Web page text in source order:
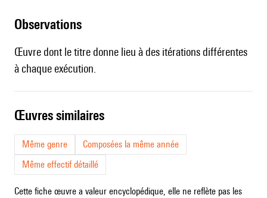
observations
Œuvre dont le titre donne lieu à des itérations différentes
à chaque exécution.
œuvres similaires
Même genre
Composées la même année
Même effectif détaillé
Cette fiche œuvre a valeur encyclopédique, elle ne reflète pas les